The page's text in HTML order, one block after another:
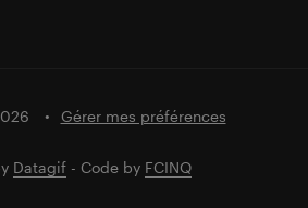
Gérer mes préférences
Datagif - Code by FCINQ